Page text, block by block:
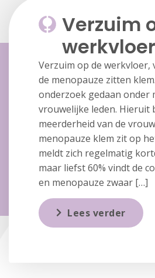
Verzuim
werkvloer
Verzuim op de werkvloer,
de menopauze zitten
onderzoek gedaan onder
vrouwelijke leden. Hieruit
meerderheid van de
menopauze klem zit op
meldt zich regelmatig
maar liefst 60% vindt de
en menopauze zwaar […]
Lees verder